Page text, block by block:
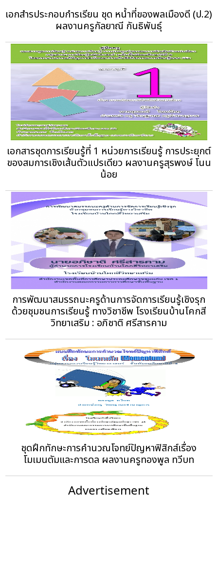
เอกสำรประกอบกำรเรียน ชุด หน้ำที่ของพลเมืองดี (ป.2)
ผลงานครูกัลยาณี กันธิพันธุ์
เอกสารชุดการเรียนรู้ที่ 1 หน่วยการเรียนรู้ การประยุกต์
ของสมการเชิงเส้นตัวแปรเดียว ผลงานครูสุรพงษ์ โนน
น้อย
การพัฒนาสมรรถนะครูด้านการจัดการเรียนรู้เชิงรุก
ด้วยชุมชนการเรียนรู้ ทางวิชาชีพ โรงเรียนบ้านโคกสี
วิทยาเสริม : อภิชาติ ศรีสารคาม
ชุดฝึกทักษะการคำนวณโจทย์ปัญหาฟิสิกส์เรื่อง
โมเมนตัมและการดล‏ ผลงานครูทองพูล ทวีบท
Advertisement